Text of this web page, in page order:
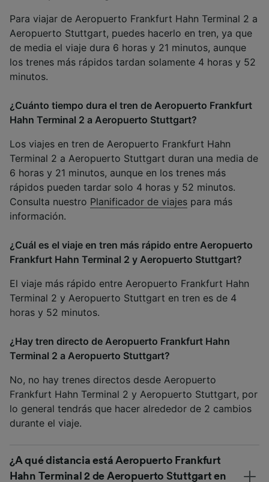
Para viajar de Aeropuerto Frankfurt Hahn Terminal 2 a
Aeropuerto Stuttgart, puedes hacerlo en tren, ya que
de media el viaje dura 6 horas y 21 minutos, aunque
los trenes más rápidos tardan solamente 4 horas y 52
minutos.
¿Cuánto tiempo dura el tren de Aeropuerto Frankfurt
Hahn Terminal 2 a Aeropuerto Stuttgart?
Los viajes en tren de Aeropuerto Frankfurt Hahn
Terminal 2 a Aeropuerto Stuttgart duran una media de
6 horas y 21 minutos, aunque en los trenes más
rápidos pueden tardar solo 4 horas y 52 minutos.
Consulta nuestro Planificador de viajes para más
información.
¿Cuál es el viaje en tren más rápido entre Aeropuerto
Frankfurt Hahn Terminal 2 y Aeropuerto Stuttgart?
El viaje más rápido entre Aeropuerto Frankfurt Hahn
Terminal 2 y Aeropuerto Stuttgart en tren es de 4
horas y 52 minutos.
¿Hay tren directo de Aeropuerto Frankfurt Hahn
Terminal 2 a Aeropuerto Stuttgart?
No, no hay trenes directos desde Aeropuerto
Frankfurt Hahn Terminal 2 y Aeropuerto Stuttgart, por
lo general tendrás que hacer alrededor de 2 cambios
durante el viaje.
¿A qué distancia está Aeropuerto Frankfurt
Hahn Terminal 2 de Aeropuerto Stuttgart en